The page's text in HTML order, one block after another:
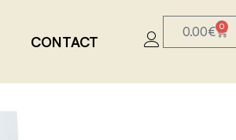
CONTACT
0.00€ 0